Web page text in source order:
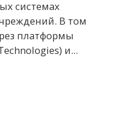
системах
В том
платформы
и...